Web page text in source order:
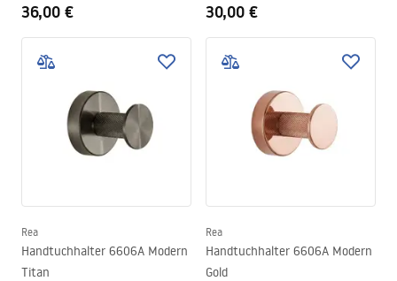
36,00 € 30,00 €
Rea
Handtuchhalter 6606A Modern
Titan
Rea
Handtuchhalter 6606A Modern
Gold